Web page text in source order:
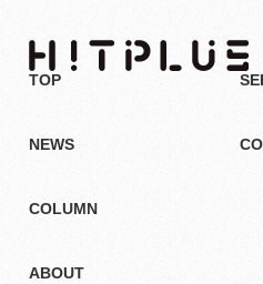
TOP
NEWS
COLUMN
ABOUT